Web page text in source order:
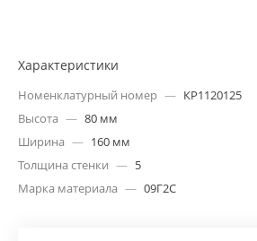
Характеристики
Номенклатурный номер — КР1120125
Высота — 80 мм
Ширина — 160 мм
Толщина стенки — 5
Марка материала — 09Г2С